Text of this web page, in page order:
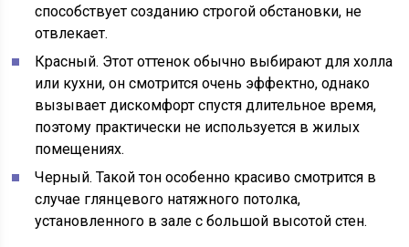
способствует созданию строгой обстановки, не
отвлекает.
Красный. Этот оттенок обычно выбирают для холла
или кухни, он смотрится очень эффектно, однако
вызывает дискомфорт спустя длительное время,
поэтому практически не используется в жилых
помещениях.
Черный. Такой тон особенно красиво смотрится в
случае глянцевого натяжного потолка,
установленного в зале с большой высотой стен.